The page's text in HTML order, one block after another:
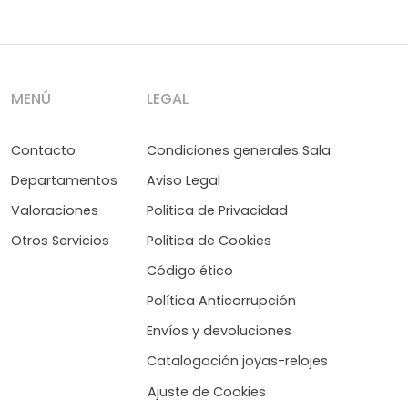
MENÚ
Contacto
Departamentos
Valoraciones
Otros Servicios
LEGAL
Condiciones generales Sala
Aviso Legal
Politica de Privacidad
Politica de Cookies
Código ético
Política Anticorrupción
Envíos y devoluciones
Catalogación joyas-relojes
Ajuste de Cookies